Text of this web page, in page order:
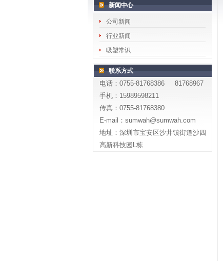
新闻中心
公司新闻
行业新闻
吸塑常识
联系方式
电话：0755-81768386 81768967
手机：15989598211
传真：0755-81768380
E-mail：sumwah@sumwah.com
地址：深圳市宝安区沙井镇街道沙四
高新科技园L栋